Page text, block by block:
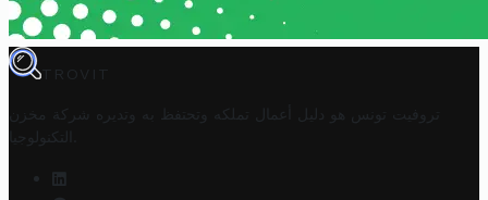
TROVIT
تروفيت تونس هو دليل أعمال تملكه وتحتفظ به وتديره
شركة مخزن
التكنولوجيا